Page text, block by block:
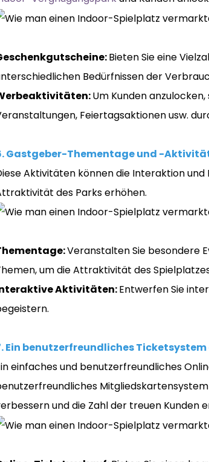
Bieten Sie eine
Bedürfnissen der
Um Kunden
Feiertagsaktionen usw.
Gastgeber-Thementage und -
Aktivitäten können die Interaktion
des Parks erhöhen.
Veranstalten Sie besondere
um die Attraktivität des
Aktivitäten:Entwerfen Sie
Ein benutzerfreundliches
einfaches und benutzerfreundliches
und die Zahl der treuen Kunden